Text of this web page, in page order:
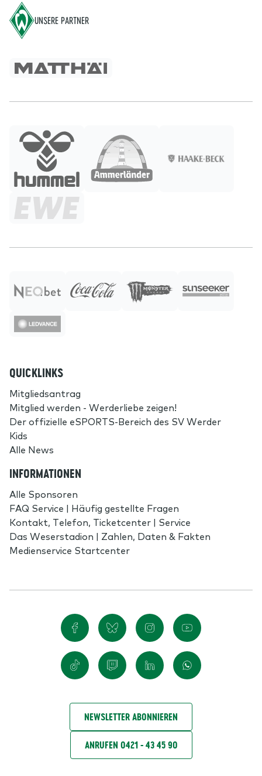
UNSERE PARTNER
QUICKLINKS
Mitgliedsantrag
Mitglied werden - Werderliebe zeigen!
Der offizielle eSPORTS-Bereich des SV Werder
Kids
Alle News
INFORMATIONEN
Alle Sponsoren
FAQ Service | Häufig gestellte Fragen
Kontakt, Telefon, Ticketcenter | Service
Das Weserstadion | Zahlen, Daten & Fakten
Medienservice Startcenter
NEWSLETTER ABONNIEREN
ANRUFEN 0421 - 43 45 90